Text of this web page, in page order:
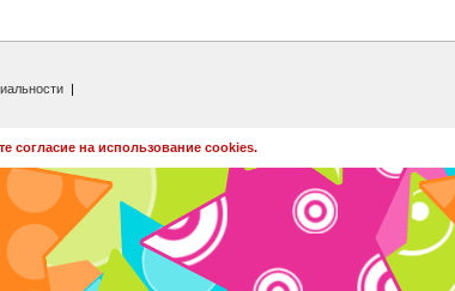
|
согласие на использование cookies.